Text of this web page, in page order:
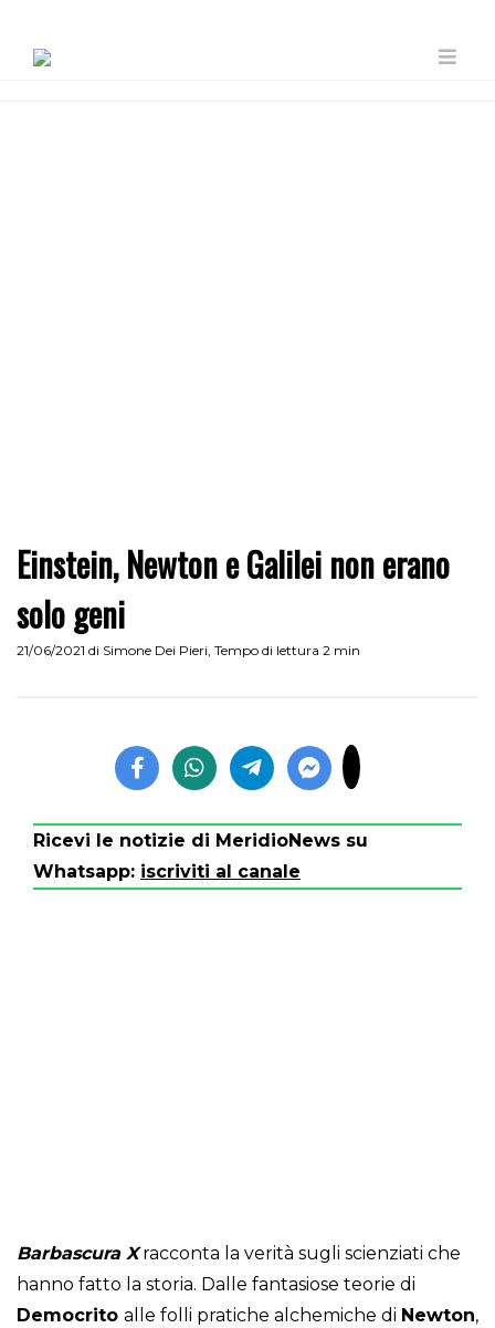
Einstein, Newton e Galilei non erano
solo geni
21/06/2021 di Simone Dei Pieri, Tempo di lettura 2 min
Ricevi le notizie di MeridioNews su
Whatsapp: iscriviti al canale
Barbascura Xracconta la verità sugli scienziati che
hanno fatto la storia. Dalle fantasiose teorie di
Democrito alle folli pratiche alchemiche di Newton,